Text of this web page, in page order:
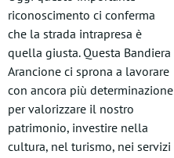
riconoscimento ci conferma
che la strada intrapresa è
quella giusta. Questa Bandiera
Arancione ci sprona a lavorare
con ancora più determinazione
per valorizzare il nostro
patrimonio, investire nella
cultura, nel turismo, nei servizi